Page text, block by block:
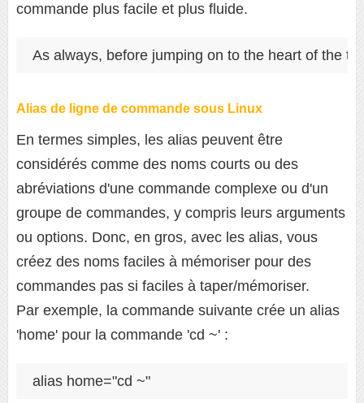
commande plus facile et plus fluide.
As always, before jumping on to the heart of the
Alias ​​de ligne de commande sous Linux
En termes simples, les alias peuvent être
considérés comme des noms courts ou des
abréviations d'une commande complexe ou d'un
groupe de commandes, y compris leurs arguments
ou options. Donc, en gros, avec les alias, vous
créez des noms faciles à mémoriser pour des
commandes pas si faciles à taper/mémoriser.
Par exemple, la commande suivante crée un alias
'home' pour la commande 'cd ~' :
alias home="cd ~"